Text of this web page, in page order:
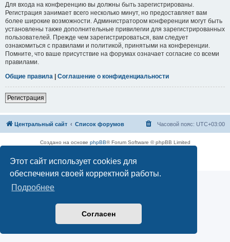
Этот сайт использует cookies для
обеспечения своей корректной работы.
Подробнее
Согласен
Для входа на конференцию вы должны быть зарегистрированы.
Регистрация занимает всего несколько минут, но предоставляет вам
более широкие возможности. Администратором конференции могут быть
установлены также дополнительные привилегии для зарегистрированных
пользователей. Прежде чем зарегистрироваться, вам следует
ознакомиться с правилами и политикой, принятыми на конференции.
Помните, что ваше присутствие на форумах означает согласие со всеми
правилами.
Общие правила | Соглашение о конфиденциальности
Регистрация
Центральный сайт Список форумов Часовой пояс: UTC+03:00
Создано на основе phpBB® Forum Software © phpBB Limited
Конфиденциальность|Правила